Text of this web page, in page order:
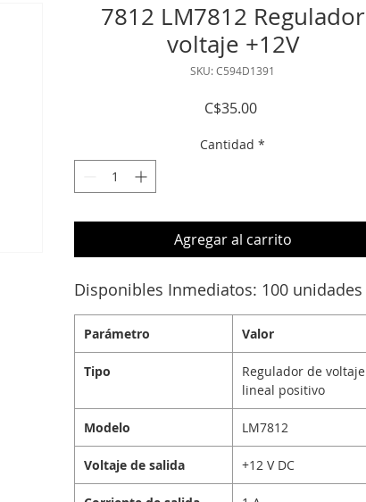
7812 LM7812 Regulador
voltaje +12V
SKU: C594D1391
C$35.00Precio
Cantidad *
Agregar al carrito
Disponibles Inmediatos: 100 unidades
Parámetro Valor
Tipo
Regulador de voltaje
lineal positivo
Modelo LM7812
Voltaje de salida +12 V DC